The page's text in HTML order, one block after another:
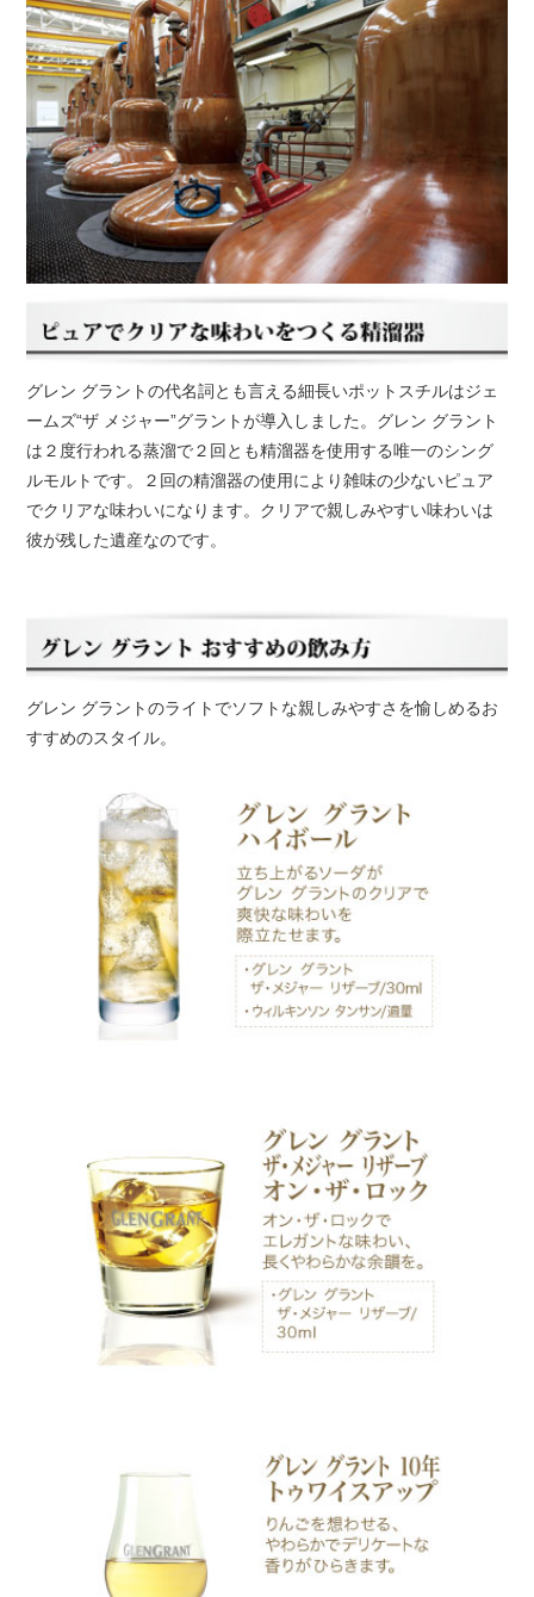
グレン グラントの代名詞とも言える細長いポットスチルはジェ
ームズ“ザ メジャー”グラントが導入しました。グレン グラント
は２度行われる蒸溜で２回とも精溜器を使用する唯一のシング
ルモルトです。２回の精溜器の使用により雑味の少ないピュア
でクリアな味わいになります。クリアで親しみやすい味わいは
彼が残した遺産なのです。
グレン グラントのライトでソフトな親しみやすさを愉しめるお
すすめのスタイル。